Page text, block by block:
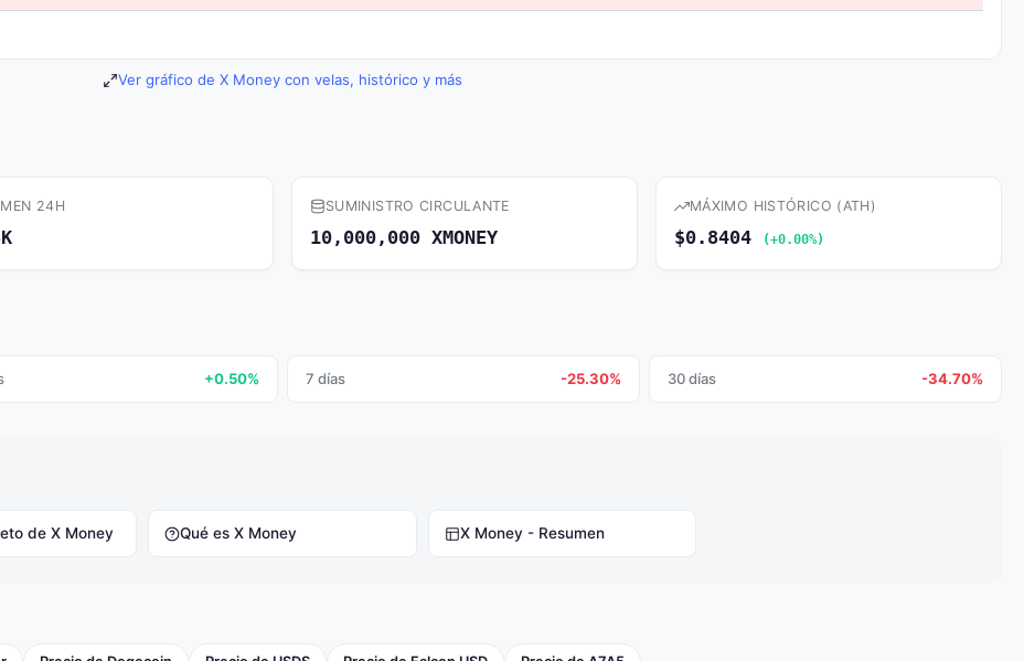
Ver gráfico de X Money con velas, histórico y más
24H SUMINISTRO CIRCULANTE
10,000,000 XMONEY
MÁXIMO HISTÓRICO (ATH)
$0.8404 (+0.00%)
+0.50% 7 días -25.30% 30 días -34.70%
de X Money Qué es X Money X Money - Resumen